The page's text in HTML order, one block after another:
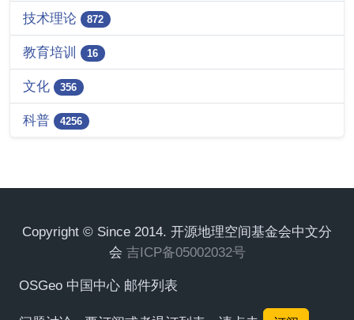
技术理论 872
教育培训 16
文化 356
科普 4256
Copyright © Since 2014. 开源地理空间基金会中文分
会 吉ICP备05002032号
OSGeo 中国中心 邮件列表